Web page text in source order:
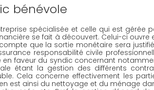
bénévole
spécialisée et celle qui est gérée
se fait à découvert. Celui-ci ouvre
que la sortie monétaire sera
responsabilité civile
en faveur du syndic concernant
étant la gestion des différents
Cela concerne effectivement les
est ainsi du nettoyage et du ménage